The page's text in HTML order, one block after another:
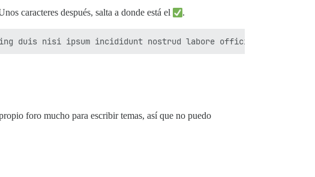
caracteres después, salta a donde está el .
foro mucho para escribir temas, así que no puedo